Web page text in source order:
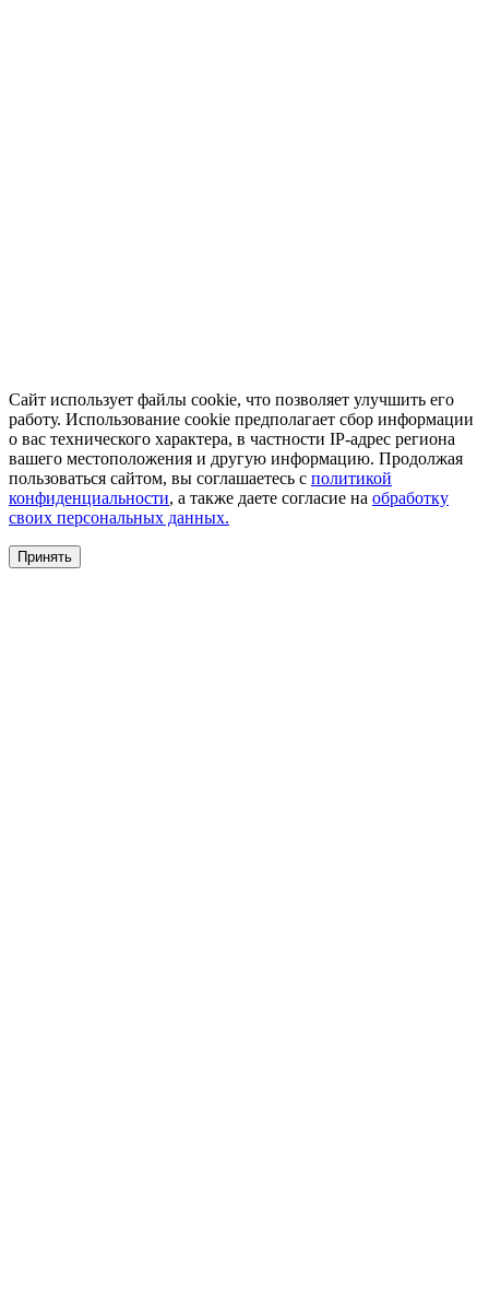
Сайт использует файлы cookie, что позволяет улучшить его
работу. Использование cookie предполагает сбор информации
о вас технического характера, в частности IP-адрес региона
вашего местоположения и другую информацию. Продолжая
пользоваться сайтом, вы соглашаетесь с политикой
конфиденциальности, а также даете согласие на обработку
своих персональных данных.
Принять